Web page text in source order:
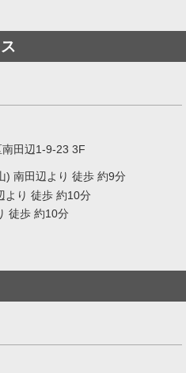
田辺1-9-23 3F
) 南田辺より 徒歩 約9分
より 徒歩 約10分
徒歩 約10分